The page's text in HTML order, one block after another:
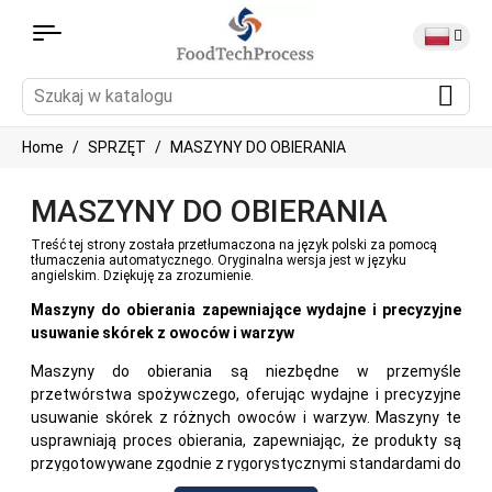
Home SPRZĘT MASZYNY DO OBIERANIA
MASZYNY DO OBIERANIA
Treść tej strony została przetłumaczona na język polski za pomocą
tłumaczenia automatycznego. Oryginalna wersja jest w języku
angielskim. Dziękuję za zrozumienie.
Maszyny do obierania zapewniające wydajne i precyzyjne
usuwanie skórek z owoców i warzyw
Maszyny do obierania są niezbędne w przemyśle
przetwórstwa spożywczego, oferując wydajne i precyzyjne
usuwanie skórek z różnych owoców i warzyw. Maszyny te
usprawniają proces obierania, zapewniając, że produkty są
przygotowywane zgodnie z rygorystycznymi standardami do
dalszego przetwarzania lub pakowania. W tym